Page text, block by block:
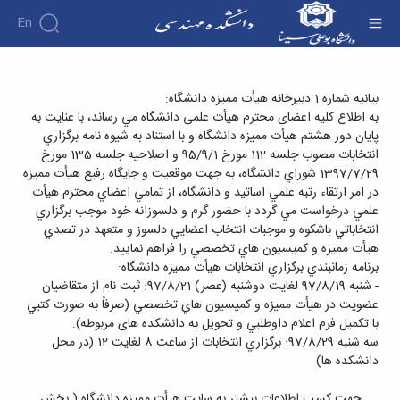
En
دانشکده
درباره
دانشکده
تاریخچه
ریاست
دانشکده
روسای
پیشین
افتخارات
آلبوم
عکس
اطلاعات
تماس
سازمان
دانشکده
معاونت
آموزش
دوره
کارشناسی
فرم
ها
و
آئین
نامه
ها
آیین‌نامه‌های
معاونت
آموزشی
تحصیلات
تکمیلی
فرم
پژوهش
پژوهش
هفته
پژوهش
کارگاه ها
آزمایشگاه
ها
گروه
برق
گروه
عمران
گروه
مکانیک
اساتید
اساتید
دانشکده
اساتید
بازنشسته
کارکنان
دانشکده
مهندسی
آموزشی
گروه
های
آموزشی
مهندسی
برق
مهندسی
مواد
مهندسی
عمران
صنایع
برگزاری انتخابات اعضای هیأت ممیزه و کمیسیون
های تخصصی وابسته - دانشکده فنی و مهندسی
بیانیه شماره 1 دبیرخانه هیأت ممیزه دانشگاه:
به اطلاع کلیه اعضای محترم هیأت علمی دانشگاه مي رساند، با عنايت به
پايان دور هشتم هيأت مميزه دانشگاه و با استناد به شيوه نامه برگزاري
انتخابات مصوب جلسه 112 مورخ 95/9/1 و اصلاحیه جلسه 135 مورخ
1397/7/29 شوراي دانشگاه، به جهت موقعيت و جايگاه رفيع هيأت مميزه
در امر ارتقاء رتبه علمي اساتید و دانشگاه، از تمامي اعضاي محترم هيأت
علمي درخواست مي گردد با حضور گرم و دلسوزانه خود موجب برگزاري
انتخاباتي باشكوه و موجبات انتخاب اعضايي دلسوز و متعهد در تصدي
هيأت مميزه و كميسيون هاي تخصصي را فراهم نمایید.
برنامه زمانبندي برگزاري انتخابات هيأت مميزه دانشگاه:
- شنبه 97/8/19 لغايت دوشنبه (عصر) 97/8/21: ثبت نام از متقاضيان
عضويت در هيأت مميزه و كميسيون هاي تخصصي (صرفاً به صورت كتبي
با تكميل فرم اعلام داوطلبي و تحویل به دانشکده های مربوطه).
سه شنبه 97/8/29: برگزاري انتخابات از ساعت 8 لغايت 12 (در محل
دانشكده ها)